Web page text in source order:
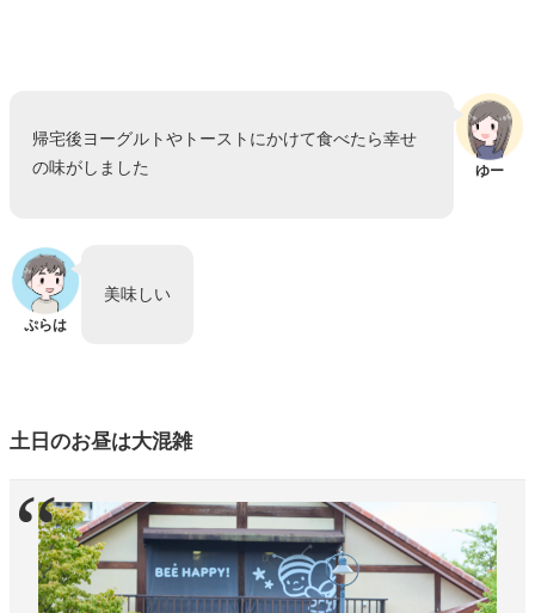
ゆー
帰宅後ヨーグルトやトーストにかけて食べたら幸せ
の味がしました
ぷらは
美味しい
土日のお昼は大混雑